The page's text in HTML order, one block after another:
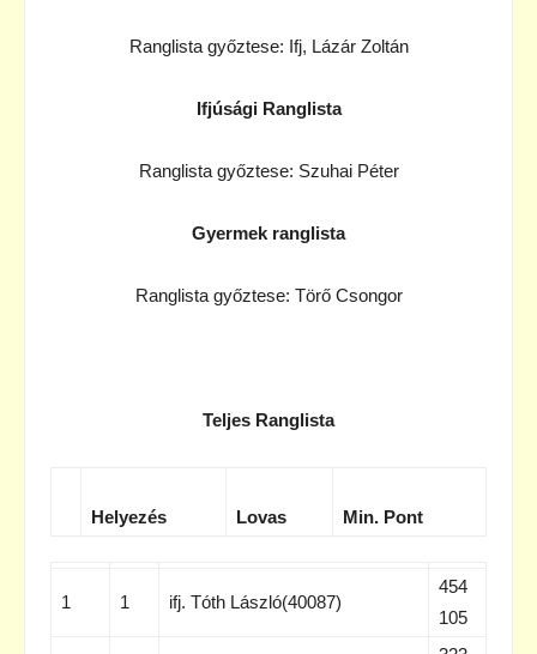
Ranglista győztese: Ifj, Lázár Zoltán
Ifjúsági Ranglista
Ranglista győztese: Szuhai Péter
Gyermek ranglista
Ranglista győztese: Törő Csongor
Teljes Ranglista
Helyezés Lovas Min. Pont
1 1 ifj. Tóth László(40087)
454
105